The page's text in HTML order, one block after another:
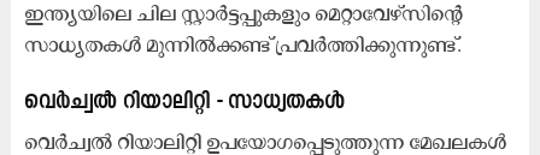
ഇന്ത്യയിലെ ചില സ്റ്റാർട്ടപ്പുകളും മെറ്റാവേഴ്സിന്റെ
സാധ്യതകൾ മുന്നിൽക്കണ്ട് പ്രവർത്തിക്കുന്നുണ്ട്.
വെർച്വൽ റിയാലിറ്റി - സാധ്യതകൾ
വെർച്വൽ റിയാലിറ്റി ഉപയോഗപ്പെടുത്തുന്ന മേഖലകൾ